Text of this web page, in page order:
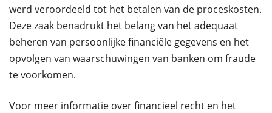
werd veroordeeld tot het betalen van de proceskosten.
Deze zaak benadrukt het belang van het adequaat
beheren van persoonlijke financiële gegevens en het
opvolgen van waarschuwingen van banken om fraude
te voorkomen.
Voor meer informatie over financieel recht en het